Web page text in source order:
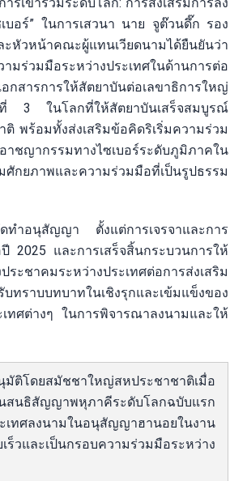
อร์” ในการเสวนา นาย จูต๊วนดึ๊ก รอง
หัวหน้าคณะผู้แทนเวียดนามได้ยืนยันว่า
ร่วมมือระหว่างประเทศในด้านการต่อ
ารการให้สัตยาบันต่อเลขาธิการใหญ่
ศที่ 3 ในโลกที่ให้สัตยาบันเสร็จสมบูรณ์
พร้อมทั้งส่งเสริมข้อคิดริเริ่มความร่วม
ชญากรรมทางไซเบอร์ระดับภูมิภาคใน
กยภาพและความร่วมมือที่เป็นรูปธรรม
ทำอนุสัญญา ตั้งแต่การเจรจาและการ
และการเสร็จสิ้นกระบวนการให้
ะชาคมระหว่างประเทศต่อการส่งเสริม
าบบทบาทในเชิงรุกและเข้มแข็งของ
ทศต่างๆ ในการพิจารณาลงนามและให้
ติโดยสมัชชาใหญ่สหประชาชาติเมื่อ
นสนธิสัญญาพหุภาคีระดับโลกฉบับแรก
เทศลงนามในอนุสัญญาฮานอยในงาน
วและเป็นกรอบความร่วมมือระหว่าง